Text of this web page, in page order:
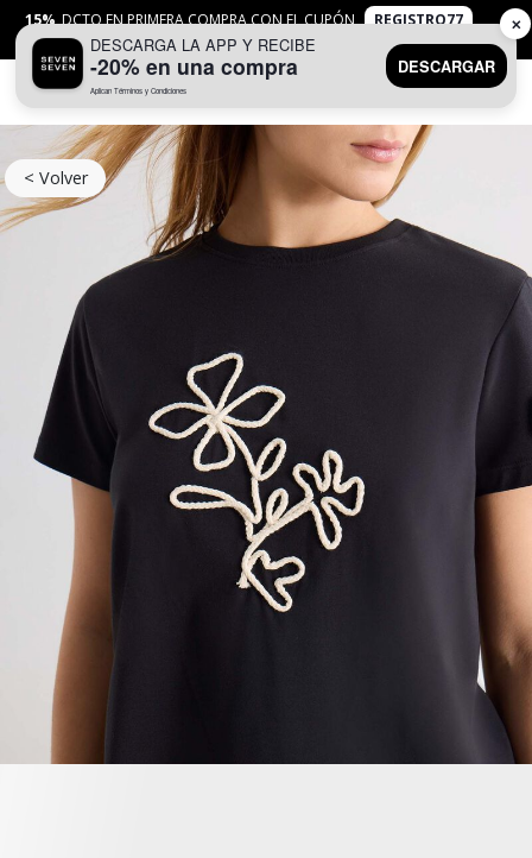
15% DCTO EN PRIMERA COMPRA CON EL CUPÓN
REGISTRO77
APLICANTYC
< Volver
DESCARGA LA APP Y RECIBE
-20% en una compra
Aplican Términos y Condiciones
DESCARGAR
✕